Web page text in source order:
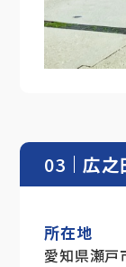
03 広之
所在地
愛知県瀬